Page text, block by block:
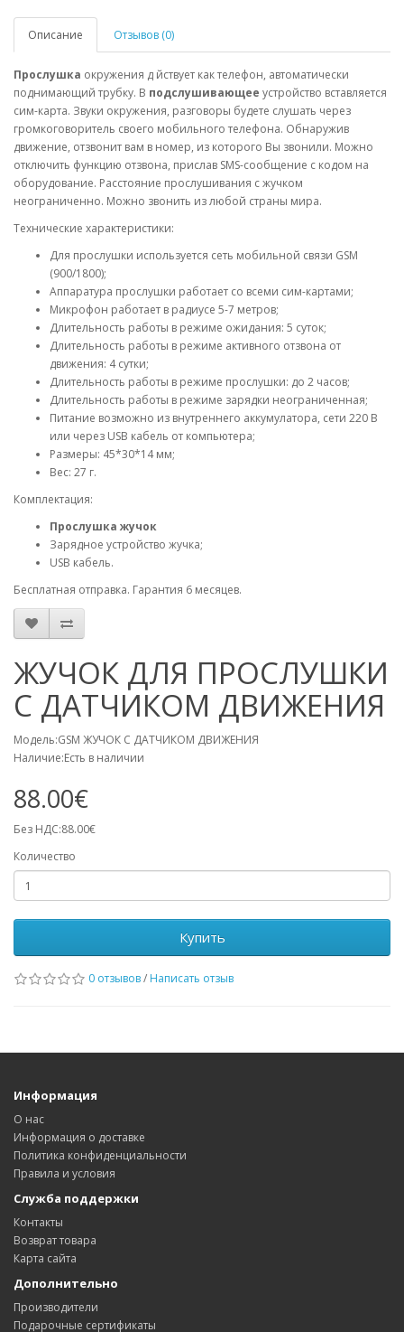
Описание Отзывов (0)
Прослушка окружения д йствует как телефон, автоматически
поднимающий трубку. В подслушивающее устройство вставляется
сим-карта. Звуки окружения, разговоры будете слушать через
громкоговоритель своего мобильного телефона. Обнаружив
движение, отзвонит вам в номер, из которого Вы звонили. Можно
отключить функцию отзвона, прислав SMS-сообщение с кодом на
оборудование. Расстояние прослушивания с жучком
неограниченно. Можно звонить из любой страны мира.
Технические характеристики:
Для прослушки используется сеть мобильной связи GSM
(900/1800);
Аппаратура прослушки работает со всеми сим-картами;
Микрофон работает в радиусе 5-7 метров;
Длительность работы в режиме ожидания: 5 суток;
Длительность работы в режиме активного отзвона от
движения: 4 сутки;
Длительность работы в режиме прослушки: до 2 часов;
Длительность работы в режиме зарядки неограниченная;
Питание возможно из внутреннего аккумулатора, сети 220 В
или через USB кабель от компьютера;
Размеры: 45*30*14 мм;
Вес: 27 г.
Комплектация:
Прослушка жучок
Зарядное устройство жучка;
USB кабель.
Бесплатная отправка. Гарантия 6 месяцев.
ЖУЧОК ДЛЯ ПРОСЛУШКИ
С ДАТЧИКОМ ДВИЖЕНИЯ
Модель:GSM ЖУЧОК С ДАТЧИКОМ ДВИЖЕНИЯ
Наличие:Есть в наличии
88.00€
Без НДС:88.00€
Количество
Купить
0 отзывов/ Написать отзыв
Информация
О нас
Информация о доставке
Политика конфиденциальности
Правила и условия
Служба поддержки
Контакты
Возврат товара
Карта сайта
Дополнительно
Производители
Подарочные сертификаты